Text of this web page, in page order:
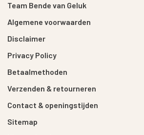
Team Bende van Geluk
Algemene voorwaarden
Disclaimer
Privacy Policy
Betaalmethoden
Verzenden & retourneren
Contact & openingstijden
Sitemap